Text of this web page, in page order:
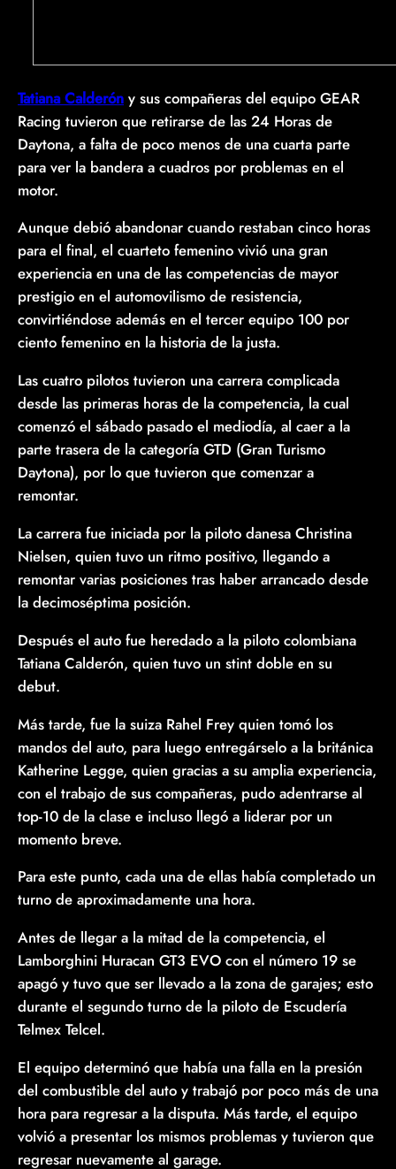
Tatiana Calderón y sus compañeras del equipo GEAR
Racing tuvieron que retirarse de las 24 Horas de
Daytona, a falta de poco menos de una cuarta parte
para ver la bandera a cuadros por problemas en el
motor.
Aunque debió abandonar cuando restaban cinco horas
para el final, el cuarteto femenino vivió una gran
experiencia en una de las competencias de mayor
prestigio en el automovilismo de resistencia,
convirtiéndose además en el tercer equipo 100 por
ciento femenino en la historia de la justa.
Las cuatro pilotos tuvieron una carrera complicada
desde las primeras horas de la competencia, la cual
comenzó el sábado pasado el mediodía, al caer a la
parte trasera de la categoría GTD (Gran Turismo
Daytona), por lo que tuvieron que comenzar a
remontar.
La carrera fue iniciada por la piloto danesa Christina
Nielsen, quien tuvo un ritmo positivo, llegando a
remontar varias posiciones tras haber arrancado desde
la decimoséptima posición.
Después el auto fue heredado a la piloto colombiana
Tatiana Calderón, quien tuvo un stint doble en su
debut.
Más tarde, fue la suiza Rahel Frey quien tomó los
mandos del auto, para luego entregárselo a la británica
Katherine Legge, quien gracias a su amplia experiencia,
con el trabajo de sus compañeras, pudo adentrarse al
top-10 de la clase e incluso llegó a liderar por un
momento breve.
Para este punto, cada una de ellas había completado un
turno de aproximadamente una hora.
Antes de llegar a la mitad de la competencia, el
Lamborghini Huracan GT3 EVO con el número 19 se
apagó y tuvo que ser llevado a la zona de garajes; esto
durante el segundo turno de la piloto de Escudería
Telmex Telcel.
El equipo determinó que había una falla en la presión
del combustible del auto y trabajó por poco más de una
hora para regresar a la disputa. Más tarde, el equipo
volvió a presentar los mismos problemas y tuvieron que
regresar nuevamente al garage.